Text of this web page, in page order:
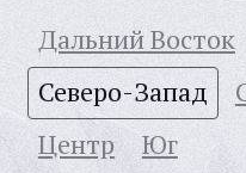
Дальний Восток
Северо-Запад
Центр
Юг